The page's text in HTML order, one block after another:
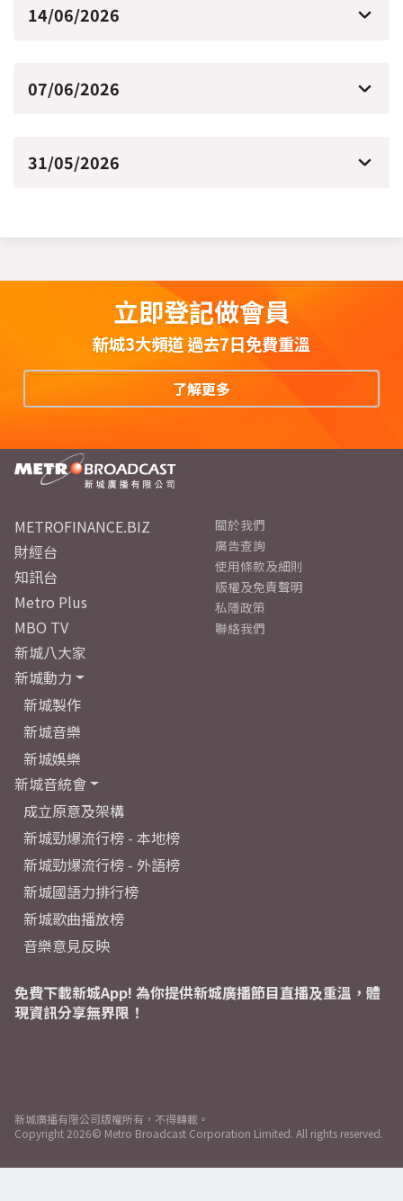
14/06/2026
07/06/2026
31/05/2026
立即登記做會員
新城3大頻道 過去7日免費重溫
了解更多
METROFINANCE.BIZ
財經台
知訊台
Metro Plus
MBO TV
新城八大家
新城動力
新城製作
新城音樂
新城娛樂
新城音統會
成立原意及架構
新城勁爆流行榜 - 本地榜
新城勁爆流行榜 - 外語榜
新城國語力排行榜
新城歌曲播放榜
音樂意見反映
關於我們
廣告查詢
使用條款及細則
版權及免責聲明
私隱政策
聯絡我們
免費下載新城App! 為你提供新城廣播節目直播及重溫，體
現資訊分享無界限！
新城廣播有限公司版權所有，不得轉載。
Copyright 2026© Metro Broadcast Corporation Limited. All rights reserved.